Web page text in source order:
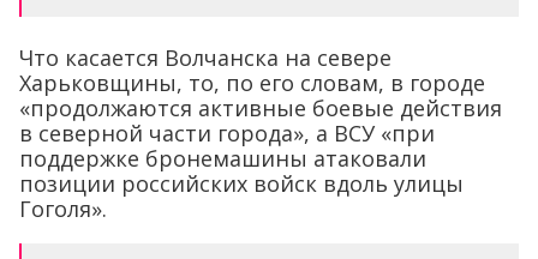
Что касается Волчанска на севере
Харьковщины, то, по его словам, в городе
«продолжаются активные боевые действия
в северной части города», а ВСУ «при
поддержке бронемашины атаковали
позиции российских войск вдоль улицы
Гоголя».